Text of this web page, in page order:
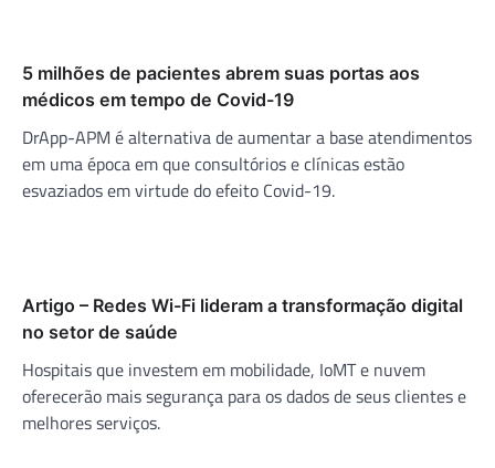
5 milhões de pacientes abrem suas portas aos
médicos em tempo de Covid-19
DrApp-APM é alternativa de aumentar a base atendimentos
em uma época em que consultórios e clínicas estão
esvaziados em virtude do efeito Covid-19.
Artigo – Redes Wi-Fi lideram a transformação digital
no setor de saúde
Hospitais que investem em mobilidade, IoMT e nuvem
oferecerão mais segurança para os dados de seus clientes e
melhores serviços.